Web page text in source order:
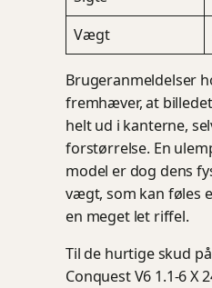
Vægt
Brugeranmeldelser
fremhæver, at
helt ud i kanterne,
forstørrelse. En
model er dog dens
vægt, som kan føles
en meget let riffel.
Til de hurtige skud
Conquest V6 1.1-6 X